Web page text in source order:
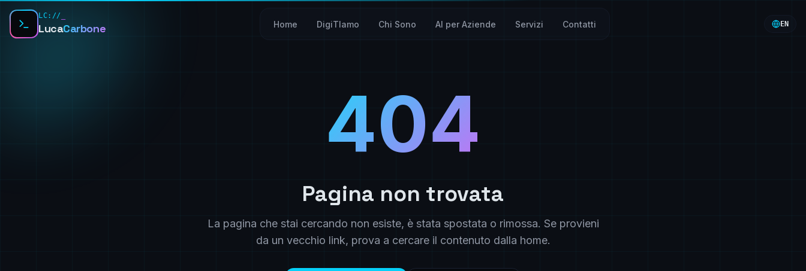
LC://
LucaCarbone Home DigiTIamo Chi Sono AI per Aziende Servizi Contatti EN
404
Pagina non trovata
La pagina che stai cercando non esiste, è stata spostata o rimossa. Se provieni
da un vecchio link, prova a cercare il contenuto dalla home.